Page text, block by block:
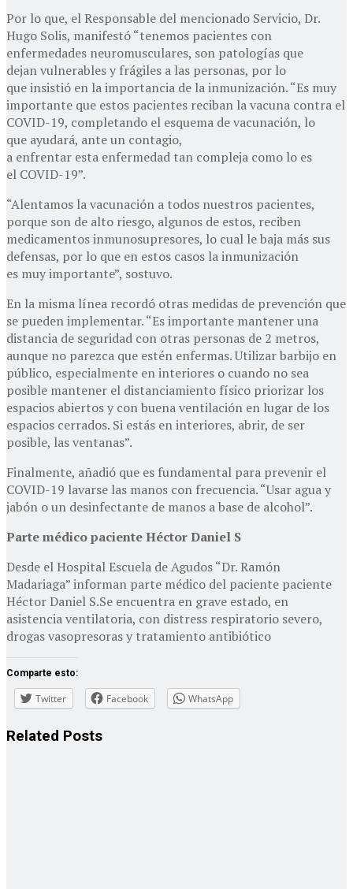
Por lo que, el Responsable del mencionado Servicio, Dr.
Hugo Solis, manifestó “tenemos pacientes con
enfermedades neuromusculares, son patologías que
dejan vulnerables y frágiles a las personas, por lo
que insistió en la importancia de la inmunización. “Es muy
importante que estos pacientes reciban la vacuna contra el
COVID-19, completando el esquema de vacunación, lo
que ayudará, ante un contagio,
a enfrentar esta enfermedad tan compleja como lo es
el COVID-19”.
“Alentamos la vacunación a todos nuestros pacientes,
porque son de alto riesgo, algunos de estos, reciben
medicamentos inmunosupresores, lo cual le baja más sus
defensas, por lo que en estos casos la inmunización
es muy importante”, sostuvo.
En la misma línea recordó otras medidas de prevención que
se pueden implementar. “Es importante mantener una
distancia de seguridad con otras personas de 2 metros,
aunque no parezca que estén enfermas. Utilizar barbijo en
público, especialmente en interiores o cuando no sea
posible mantener el distanciamiento físico priorizar los
espacios abiertos y con buena ventilación en lugar de los
espacios cerrados. Si estás en interiores, abrir, de ser
posible, las ventanas”.
Finalmente, añadió que es fundamental para prevenir el
COVID-19 lavarse las manos con frecuencia. “Usar agua y
jabón o un desinfectante de manos a base de alcohol”.
Parte médico pacienteHéctor Daniel S
Desde el Hospital Escuela de Agudos “Dr. Ramón
Madariaga” informan parte médico del paciente paciente
Héctor Daniel S.Se encuentra en grave estado, en
asistencia ventilatoria, con distress respiratorio severo,
drogas vasopresoras y tratamiento antibiótico
Comparte esto:
Twitter Facebook WhatsApp
Related Posts